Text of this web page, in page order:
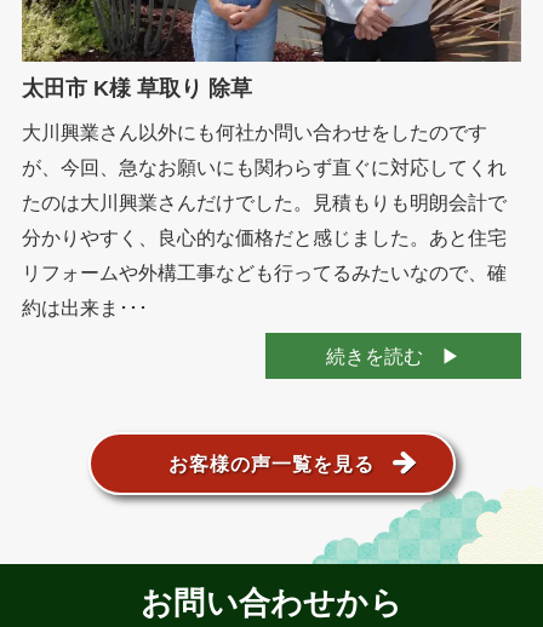
太田市 K様 草取り 除草
大川興業さん以外にも何社か問い合わせをしたのです
が、今回、急なお願いにも関わらず直ぐに対応してくれ
たのは大川興業さんだけでした。見積もりも明朗会計で
分かりやすく、良心的な価格だと感じました。あと住宅
リフォームや外構工事なども行ってるみたいなので、確
約は出来ま･･･
続きを読む
お客様の声一覧を見る
お問い合わせから